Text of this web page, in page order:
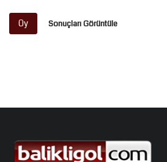
Oy Sonuçları Görüntüle